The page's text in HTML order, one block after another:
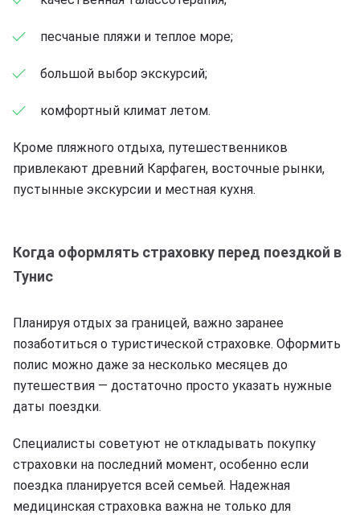
песчаные пляжи и теплое море;
большой выбор экскурсий;
комфортный климат летом.
Кроме пляжного отдыха, путешественников
привлекают древний Карфаген, восточные рынки,
пустынные экскурсии и местная кухня.
Когда оформлять страховку перед поездкой в
Тунис
Планируя отдых за границей, важно заранее
позаботиться о туристической страховке. Оформить
полис можно даже за несколько месяцев до
путешествия — достаточно просто указать нужные
даты поездки.
Специалисты советуют не откладывать покупку
страховки на последний момент, особенно если
поездка планируется всей семьей. Надежная
медицинская страховка важна не только для